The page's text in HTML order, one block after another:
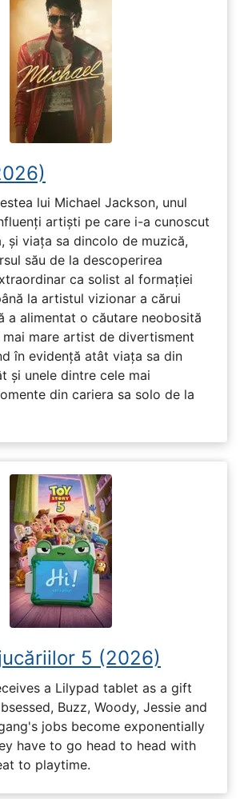
lui Michael Jackson, unul
artiști pe care i-a cunoscut
și viața sa dincolo de muzică,
său de la descoperirea
ca solist al formației
la artistul vizionar a cărui
a alimentat o căutare neobosită
mare artist de divertisment
în evidență atât viața sa din
și unele dintre cele mai
din cariera sa solo de la
5 (2026)
a Lilypad tablet as a gift
Buzz, Woody, Jessie and
jobs become exponentially
have to go head to head with
to playtime.